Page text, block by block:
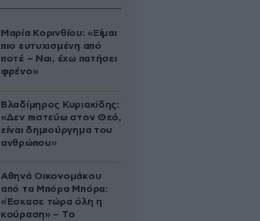
Μαρία Κορινθίου: «Είμαι
πιο ευτυχισμένη από
ποτέ – Ναι, έχω πατήσει
φρένο»
Βλαδίμηρος Κυριακίδης:
«Δεν πιστεύω στον Θεό,
είναι δημιούργημα του
ανθρώπου»
Αθηνά Οικονομάκου
από τα Μπόρα Μπόρα:
«Έσκασε τώρα όλη η
κούραση» – Το